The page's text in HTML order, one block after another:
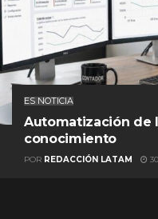
ES NOTICIA
Automatización de
conocimiento
POR REDACCIÓN LATAM